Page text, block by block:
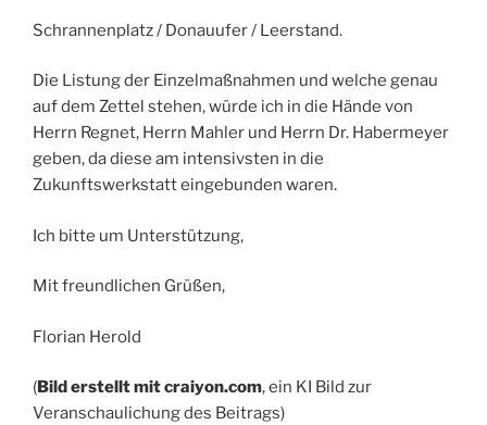
Schrannenplatz / Donauufer / Leerstand.
Die Listung der Einzelmaßnahmen und welche genau
auf dem Zettel stehen, würde ich in die Hände von
Herrn Regnet, Herrn Mahler und Herrn Dr. Habermeyer
geben, da diese am intensivsten in die
Zukunftswerkstatt eingebunden waren.
Ich bitte um Unterstützung,
Mit freundlichen Grüßen,
Florian Herold
(Bild erstellt mit craiyon.com, ein KI Bild zur
Veranschaulichung des Beitrags)